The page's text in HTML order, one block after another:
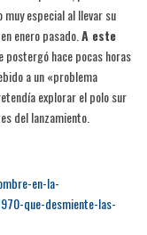
muy especial al llevar su
enero pasado. A este
postergó hace pocas horas
a un «problema
explorar el polo sur
del lanzamiento.
en-la-
que-desmiente-las-